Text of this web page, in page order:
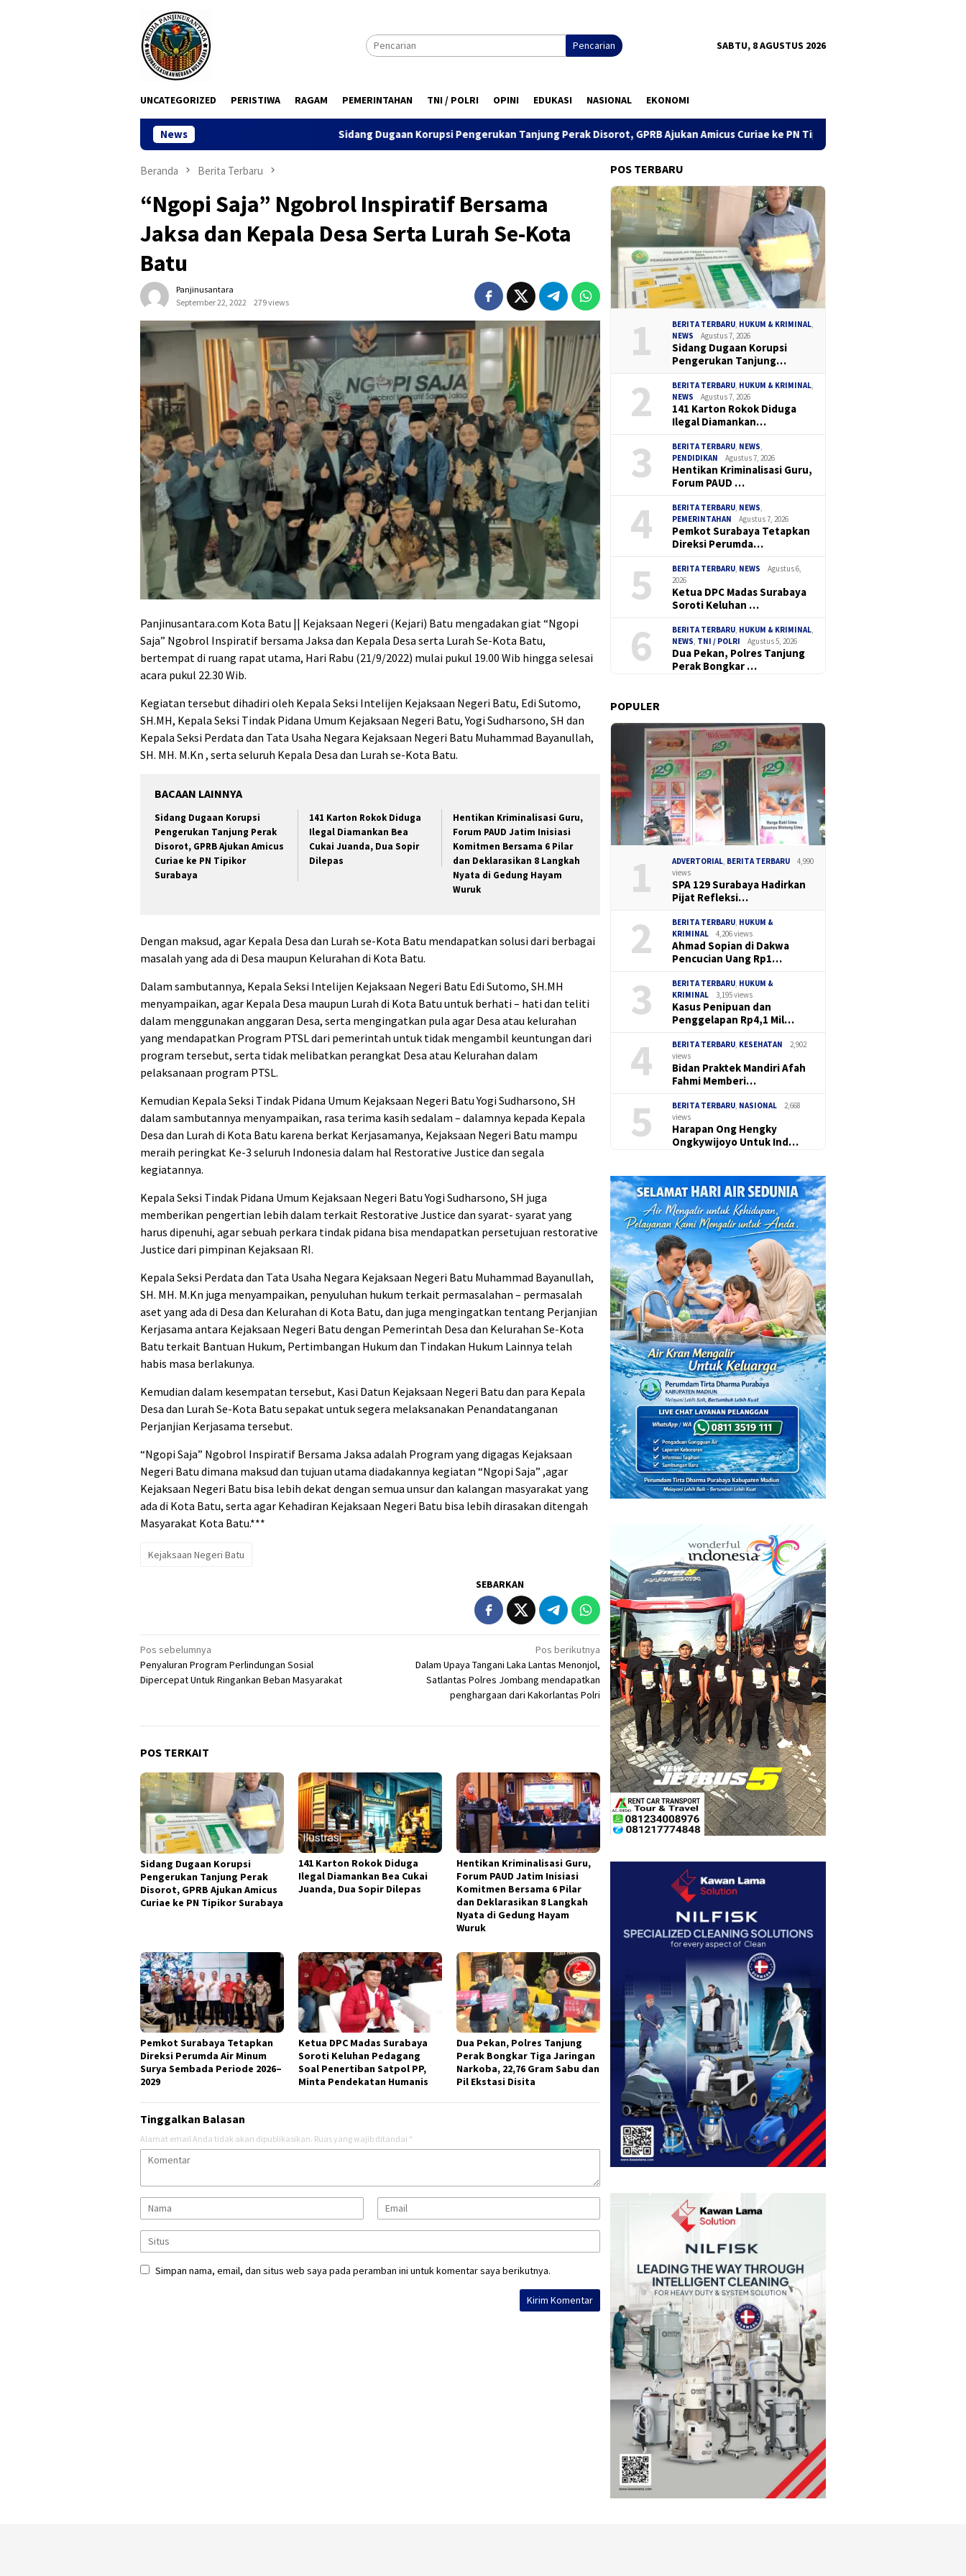
Pencarian SABTU, 8 AGUSTUS 2026
UNCATEGORIZED PERISTIWA RAGAM PEMERINTAHAN TNI / POLRI OPINI EDUKASI NASIONAL EKONOMI
News Sidang Dugaan Korupsi Pengerukan Tanjung Perak Disorot, GPRB Ajukan Amicus Curiae ke PN Tipikor Surabaya
Beranda Berita Terbaru
“Ngopi Saja” Ngobrol Inspiratif Bersama
Jaksa dan Kepala Desa Serta Lurah Se-Kota
Batu
Panjinusantara
September 22, 2022
279 views
Panjinusantara.com Kota Batu || Kejaksaan Negeri (Kejari) Batu mengadakan giat “Ngopi
Saja” Ngobrol Inspiratif bersama Jaksa dan Kepala Desa serta Lurah Se-Kota Batu,
bertempat di ruang rapat utama, Hari Rabu (21/9/2022) mulai pukul 19.00 Wib hingga selesai
acara pukul 22.30 Wib.
Kegiatan tersebut dihadiri oleh Kepala Seksi Intelijen Kejaksaan Negeri Batu, Edi Sutomo,
SH.MH, Kepala Seksi Tindak Pidana Umum Kejaksaan Negeri Batu, Yogi Sudharsono, SH dan
Kepala Seksi Perdata dan Tata Usaha Negara Kejaksaan Negeri Batu Muhammad Bayanullah,
SH. MH. M.Kn , serta seluruh Kepala Desa dan Lurah se-Kota Batu.
BACAAN LAINNYA
Sidang Dugaan Korupsi
Pengerukan Tanjung Perak
Disorot, GPRB Ajukan Amicus
Curiae ke PN Tipikor
Surabaya
141 Karton Rokok Diduga
Ilegal Diamankan Bea
Cukai Juanda, Dua Sopir
Dilepas
Hentikan Kriminalisasi Guru,
Forum PAUD Jatim Inisiasi
Komitmen Bersama 6 Pilar
dan Deklarasikan 8 Langkah
Nyata di Gedung Hayam
Wuruk
Dengan maksud, agar Kepala Desa dan Lurah se-Kota Batu mendapatkan solusi dari berbagai
masalah yang ada di Desa maupun Kelurahan di Kota Batu.
Dalam sambutannya, Kepala Seksi Intelijen Kejaksaan Negeri Batu Edi Sutomo, SH.MH
menyampaikan, agar Kepala Desa maupun Lurah di Kota Batu untuk berhati – hati dan teliti
dalam menggunakan anggaran Desa, serta mengingatkan pula agar Desa atau kelurahan
yang mendapatkan Program PTSL dari pemerintah untuk tidak mengambil keuntungan dari
program tersebut, serta tidak melibatkan perangkat Desa atau Kelurahan dalam
pelaksanaan program PTSL.
Kemudian Kepala Seksi Tindak Pidana Umum Kejaksaan Negeri Batu Yogi Sudharsono, SH
dalam sambutannya menyampaikan, rasa terima kasih sedalam – dalamnya kepada Kepala
Desa dan Lurah di Kota Batu karena berkat Kerjasamanya, Kejaksaan Negeri Batu mampu
meraih peringkat Ke-3 seluruh Indonesia dalam hal Restorative Justice dan segala
kegiatannya.
Kepala Seksi Tindak Pidana Umum Kejaksaan Negeri Batu Yogi Sudharsono, SH juga
memberikan pengertian lebih dalam terkait Restorative Justice dan syarat- syarat yang
harus dipenuhi, agar sebuah perkara tindak pidana bisa mendapatkan persetujuan restorative
Justice dari pimpinan Kejaksaan RI.
Kepala Seksi Perdata dan Tata Usaha Negara Kejaksaan Negeri Batu Muhammad Bayanullah,
SH. MH. M.Kn juga menyampaikan, penyuluhan hukum terkait permasalahan – permasalah
aset yang ada di Desa dan Kelurahan di Kota Batu, dan juga mengingatkan tentang Perjanjian
Kerjasama antara Kejaksaan Negeri Batu dengan Pemerintah Desa dan Kelurahan Se-Kota
Batu terkait Bantuan Hukum, Pertimbangan Hukum dan Tindakan Hukum Lainnya telah
habis masa berlakunya.
Kemudian dalam kesempatan tersebut, Kasi Datun Kejaksaan Negeri Batu dan para Kepala
Desa dan Lurah Se-Kota Batu sepakat untuk segera melaksanakan Penandatanganan
Perjanjian Kerjasama tersebut.
“Ngopi Saja” Ngobrol Inspiratif Bersama Jaksa adalah Program yang digagas Kejaksaan
Negeri Batu dimana maksud dan tujuan utama diadakannya kegiatan “Ngopi Saja” ,agar
Kejaksaan Negeri Batu bisa lebih dekat dengan semua unsur dan kalangan masyarakat yang
ada di Kota Batu, serta agar Kehadiran Kejaksaan Negeri Batu bisa lebih dirasakan ditengah
Masyarakat Kota Batu.***
Kejaksaan Negeri Batu
SEBARKAN
Navigasi
pos
Pos sebelumnya
Penyaluran Program Perlindungan Sosial
Dipercepat Untuk Ringankan Beban Masyarakat
Pos berikutnya
Dalam Upaya Tangani Laka Lantas Menonjol,
Satlantas Polres Jombang mendapatkan
penghargaan dari Kakorlantas Polri
POS TERKAIT
Sidang Dugaan Korupsi
Pengerukan Tanjung Perak
Disorot, GPRB Ajukan Amicus
Curiae ke PN Tipikor Surabaya
141 Karton Rokok Diduga
Ilegal Diamankan Bea Cukai
Juanda, Dua Sopir Dilepas
Hentikan Kriminalisasi Guru,
Forum PAUD Jatim Inisiasi
Komitmen Bersama 6 Pilar
dan Deklarasikan 8 Langkah
Nyata di Gedung Hayam
Wuruk
Pemkot Surabaya Tetapkan
Direksi Perumda Air Minum
Surya Sembada Periode 2026–
2029
Ketua DPC Madas Surabaya
Soroti Keluhan Pedagang
Soal Penertiban Satpol PP,
Minta Pendekatan Humanis
Dua Pekan, Polres Tanjung
Perak Bongkar Tiga Jaringan
Narkoba, 22,76 Gram Sabu dan
Pil Ekstasi Disita
Tinggalkan Balasan
Alamat email Anda tidak akan dipublikasikan. Ruas yang wajib ditandai *
Simpan nama, email, dan situs web saya pada peramban ini untuk komentar saya berikutnya.
POS TERBARU
1 BERITA TERBARU HUKUM & KRIMINAL
NEWS
Agustus 7, 2026
Sidang Dugaan Korupsi
Pengerukan Tanjung…
2 BERITA TERBARU HUKUM & KRIMINAL
NEWS
Agustus 7, 2026
141 Karton Rokok Diduga
Ilegal Diamankan…
3 BERITA TERBARU NEWS
PENDIDIKAN
Agustus 7, 2026
Hentikan Kriminalisasi Guru,
Forum PAUD …
4 BERITA TERBARU NEWS
PEMERINTAHAN
Agustus 7, 2026
Pemkot Surabaya Tetapkan
Direksi Perumda…
5 BERITA TERBARU NEWS
Agustus 6,
2026
Ketua DPC Madas Surabaya
Soroti Keluhan …
6 BERITA TERBARU HUKUM & KRIMINAL
NEWS TNI / POLRI Agustus 5, 2026
Dua Pekan, Polres Tanjung
Perak Bongkar …
POPULER
1 ADVERTORIAL BERITA TERBARU
4,990
views
SPA 129 Surabaya Hadirkan
Pijat Refleksi…
2 BERITA TERBARU HUKUM &
KRIMINAL
4,206 views
Ahmad Sopian di Dakwa
Pencucian Uang Rp1…
3 BERITA TERBARU HUKUM &
KRIMINAL
3,195 views
Kasus Penipuan dan
Penggelapan Rp4,1 Mil…
4 BERITA TERBARU KESEHATAN
2,902
views
Bidan Praktek Mandiri Afah
Fahmi Memberi…
5 BERITA TERBARU NASIONAL
2,668
views
Harapan Ong Hengky
Ongkywijoyo Untuk Ind…